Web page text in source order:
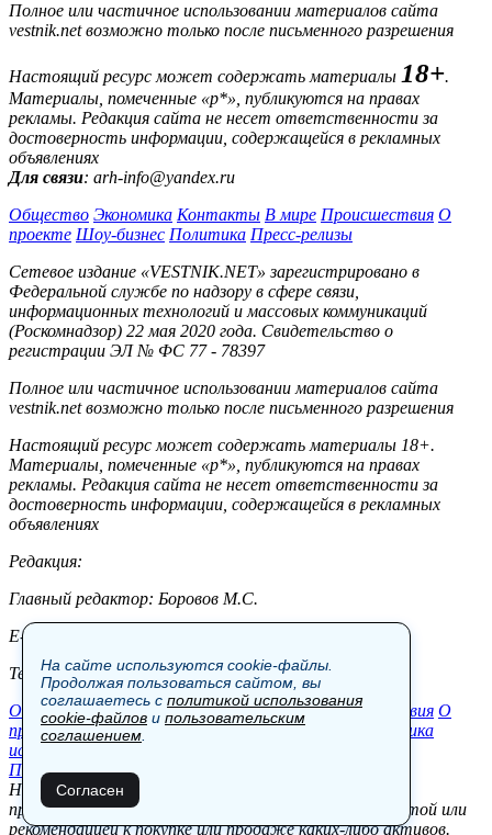
Полное или частичное использовании материалов сайта
vestnik.net возможно только после письменного разрешения
Настоящий ресурс может содержать материалы 18+.
Материалы, помеченные «р*», публикуются на правах
рекламы. Редакция сайта не несет ответственности за
достоверность информации, содержащейся в рекламных
объявлениях
Для связи: arh-info@yandex.ru
Общество Экономика Контакты В мире Происшествия О
проекте Шоу-бизнес Политика Пресс-релизы
Сетевое издание «VESTNIK.NET» зарегистрировано в
Федеральной службе по надзору в сфере связи,
информационных технологий и массовых коммуникаций
(Роскомнадзор) 22 мая 2020 года. Свидетельство о
регистрации ЭЛ № ФС 77 - 78397
Полное или частичное использовании материалов сайта
vestnik.net возможно только после письменного разрешения
Настоящий ресурс может содержать материалы 18+.
Материалы, помеченные «р*», публикуются на правах
рекламы. Редакция сайта не несет ответственности за
достоверность информации, содержащейся в рекламных
объявлениях
Редакция:
Главный редактор: Боровов М.С.
E-mail: site@vestnik.net, reb.msk@yandex.ru
Тел.: +7 (921) 720-00-97
Общество Экономика Контакты В мире Происшествия О
проекте Шоу-бизнес Политика Пресс-релизы
Политика
использования cookie-файлов
Пользовательское соглашение
Новости, аналитика, прогнозы и другие материалы,
представленные на данном сайте, не являются офертой или
рекомендацией к покупке или продаже каких-либо активов.
На сайте используются cookie-файлы.
Продолжая пользоваться сайтом, вы
соглашаетесь с политикой использования
cookie-файлов и пользовательским
соглашением
Согласен